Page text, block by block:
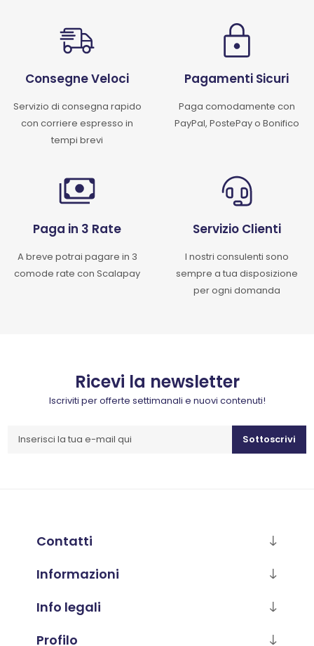
Consegne Veloci
Servizio di consegna rapido
con corriere espresso in
tempi brevi
Pagamenti Sicuri
Paga comodamente con
PayPal, PostePay o Bonifico
Paga in 3 Rate
A breve potrai pagare in 3
comode rate con Scalapay
Servizio Clienti
I nostri consulenti sono
sempre a tua disposizione
per ogni domanda
Ricevi la newsletter
Iscriviti per offerte settimanali e nuovi contenuti!
Sottoscrivi
Contatti
Informazioni
Info legali
Profilo